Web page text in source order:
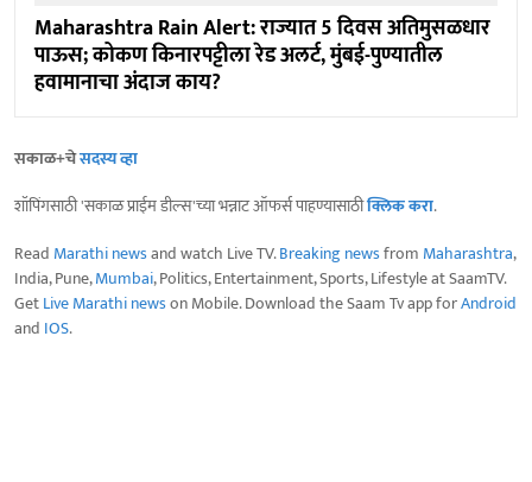
Maharashtra Rain Alert: राज्यात 5 दिवस अतिमुसळधार
पाऊस; कोकण किनारपट्टीला रेड अलर्ट, मुंबई-पुण्यातील
हवामानाचा अंदाज काय?
सकाळ+चेसदस्य व्हा
शॉपिंगसाठी 'सकाळ प्राईम डील्स'च्या भन्नाट ऑफर्स पाहण्यासाठीक्लिक करा.
Read Marathi newsand watch Live TV.Breaking newsfrom Maharashtra,
India, Pune,Mumbai, Politics, Entertainment, Sports, Lifestyle at SaamTV.
GetLive Marathi newson Mobile. Download the Saam Tv app forAndroid
and IOS.